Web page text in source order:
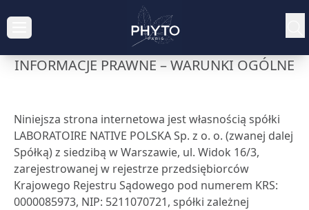
INFORMACJE PRAWNE – WARUNKI OGÓLNE
Niniejsza strona internetowa jest własnością spółki
LABORATOIRE NATIVE POLSKA Sp. z o. o. (zwanej dalej
Spółką) z siedzibą w Warszawie, ul. Widok 16/3,
zarejestrowanej w rejestrze przedsiębiorców
Krajowego Rejestru Sądowego pod numerem KRS:
0000085973, NIP: 5211070721, spółki zależnej